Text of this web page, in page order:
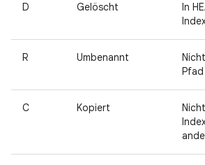
D Gelöscht
In
R Umbenannt
C Kopiert